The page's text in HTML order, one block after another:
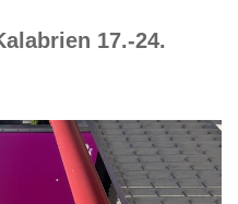
17.-24.